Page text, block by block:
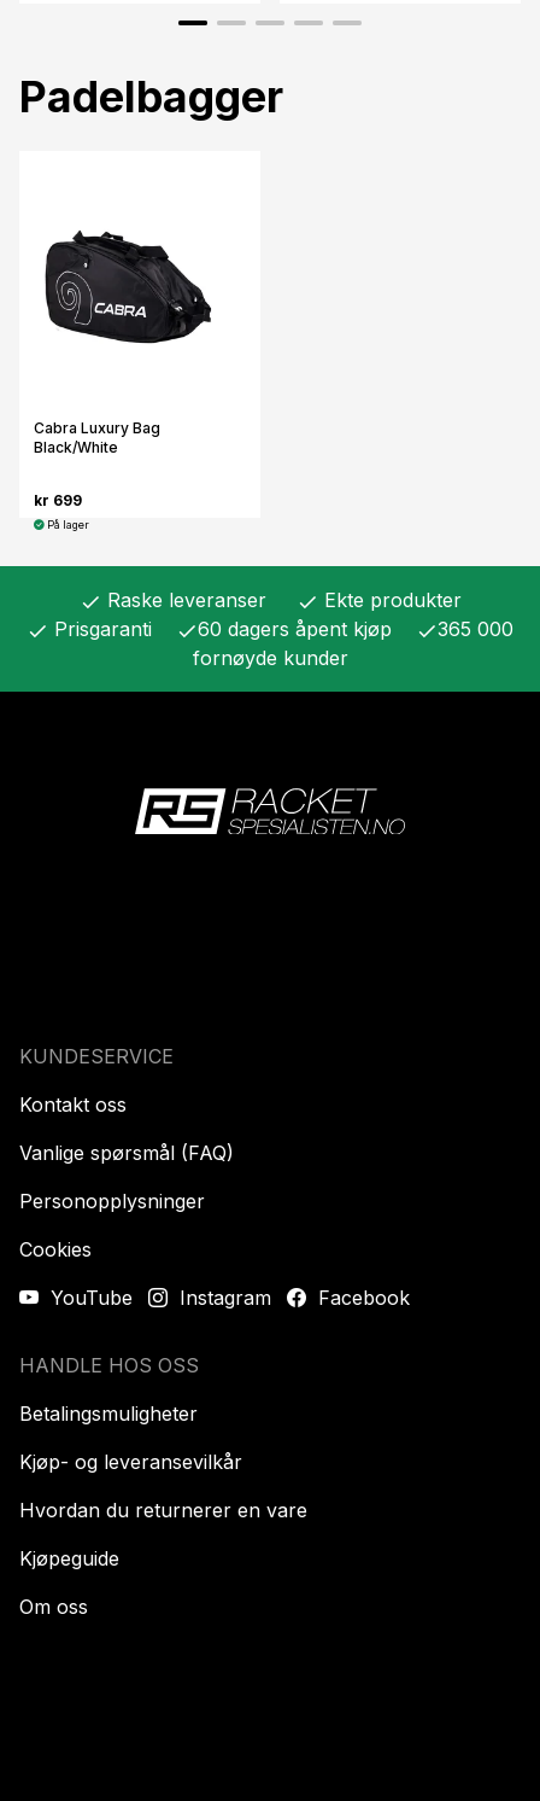
Padelbagger
Cabra Luxury Bag
Black/White
kr 699
På lager
check Raske leveranser check Ekte produkter
check Prisgaranti check60 dagers åpent kjøp check365 000
fornøyde kunder
KUNDESERVICE
Kontakt oss
Vanlige spørsmål (FAQ)
Personopplysninger
Cookies
YouTube
Instagram Facebook
HANDLE HOS OSS
Betalingsmuligheter
Kjøp- og leveransevilkår
Hvordan du returnerer en vare
Kjøpeguide
Om oss